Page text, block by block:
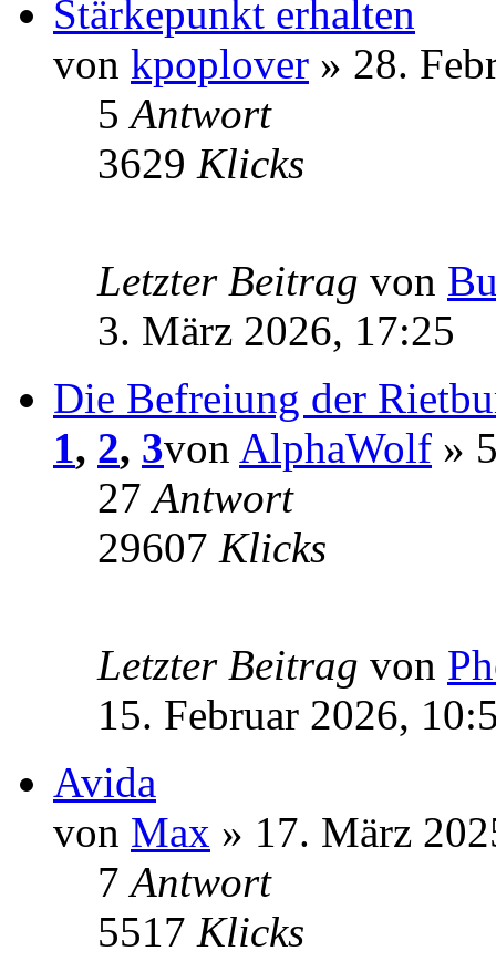
Stärkepunkt erhalten
von kpoplover » 28.
5Antwort
3629 Klicks
Letzter Beitrag von
3. März 2026, 17:25
Die Befreiung der
1, 2, 3von AlphaWolf »
27Antwort
29607 Klicks
Letzter Beitrag von
15. Februar 2026,
Avida
von Max » 17. März
7Antwort
5517 Klicks